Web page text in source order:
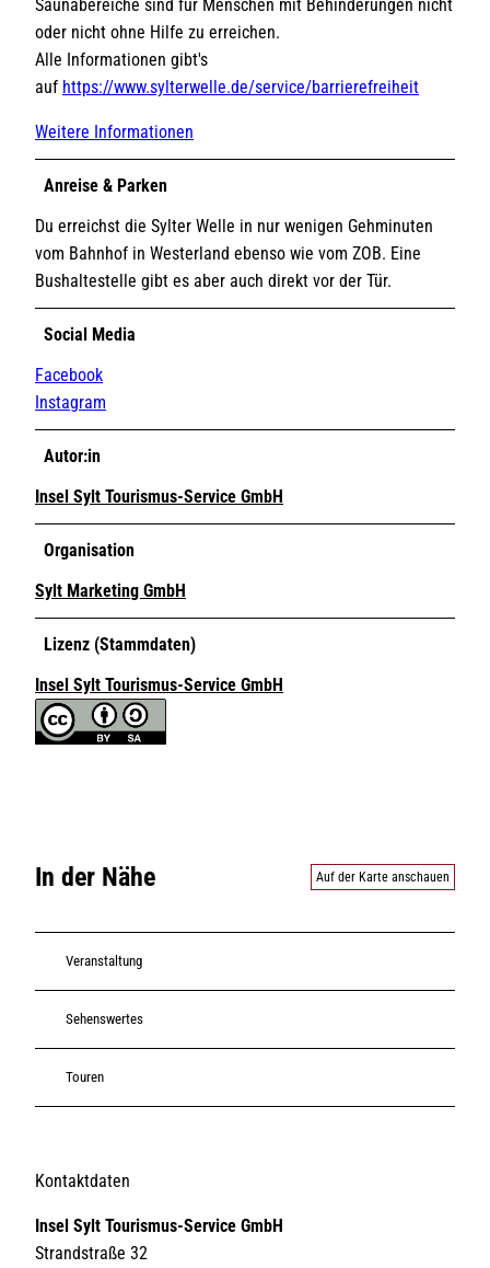
Saunabereiche sind für Menschen mit Behinderungen nicht
oder nicht ohne Hilfe zu erreichen.
Alle Informationen gibt's
auf https://www.sylterwelle.de/service/barrierefreiheit
Weitere Informationen
Anreise & Parken
Du erreichst die Sylter Welle in nur wenigen Gehminuten
vom Bahnhof in Westerland ebenso wie vom ZOB. Eine
Bushaltestelle gibt es aber auch direkt vor der Tür.
Social Media
Facebook
Instagram
Autor:in
Insel Sylt Tourismus-Service GmbH
Organisation
Sylt Marketing GmbH
Lizenz (Stammdaten)
Insel Sylt Tourismus-Service GmbH
In der Nähe Auf der Karte anschauen
Veranstaltung
Sehenswertes
Touren
Kontaktdaten
Insel Sylt Tourismus-Service GmbH
Strandstraße 32